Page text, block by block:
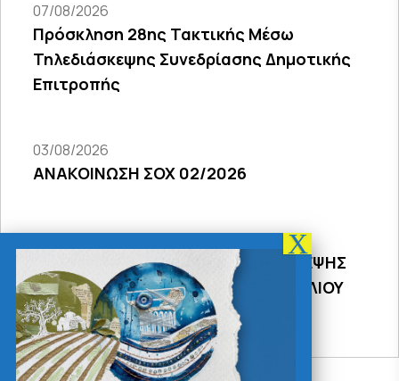
07/08/2026
Πρόσκληση 28ης Τακτικής Μέσω
Τηλεδιάσκεψης Συνεδρίασης Δημοτικής
Επιτροπής
03/08/2026
ΑΝΑΚΟΙΝΩΣΗ ΣΟΧ 02/2026
31/07/2026
ΠΡΟΣΚΛΗΣΗ 18Σ ΜΕΣΩ ΤΗΛΕΔΙΑΣΚΕΨΗΣ
ΣΥΝΕΔΡΙΑΣΗΣ ΔΗΜΟΤΙΚΟΥ ΣΥΜΒΟΥΛΙΟΥ
2026